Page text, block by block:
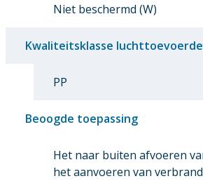
Niet beschermd (W)
Kwaliteitsklasse
PP
Beoogde toepassing
Het naar buiten afvoeren
het aanvoeren van